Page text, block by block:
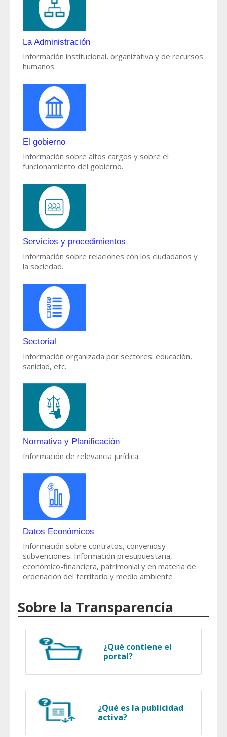
La Administración
Información institucional, organizativa y de recursos
humanos.
El gobierno
Información sobre altos cargos y sobre el
funcionamiento del gobierno.
Servicios y procedimientos
Información sobre relaciones con los ciudadanos y
la sociedad.
Sectorial
Información organizada por sectores: educación,
sanidad, etc.
Normativa y Planificación
Información de relevancia jurídica.
Datos Económicos
Información sobre contratos, conveniosy
subvenciones. Información presupuestaria,
económico-financiera, patrimonial y en materia de
ordenación del territorio y medio ambiente
Sobre la Transparencia
¿Qué contiene el
portal?
¿Qué es la publicidad
activa?